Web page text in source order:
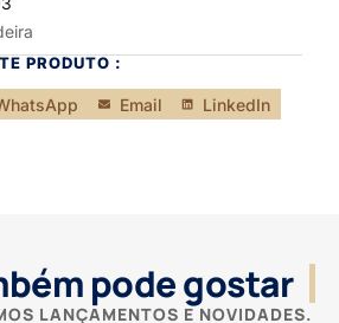
PRODUTO :
Email LinkedIn
pode gostar
LANÇAMENTOS E NOVIDADES.